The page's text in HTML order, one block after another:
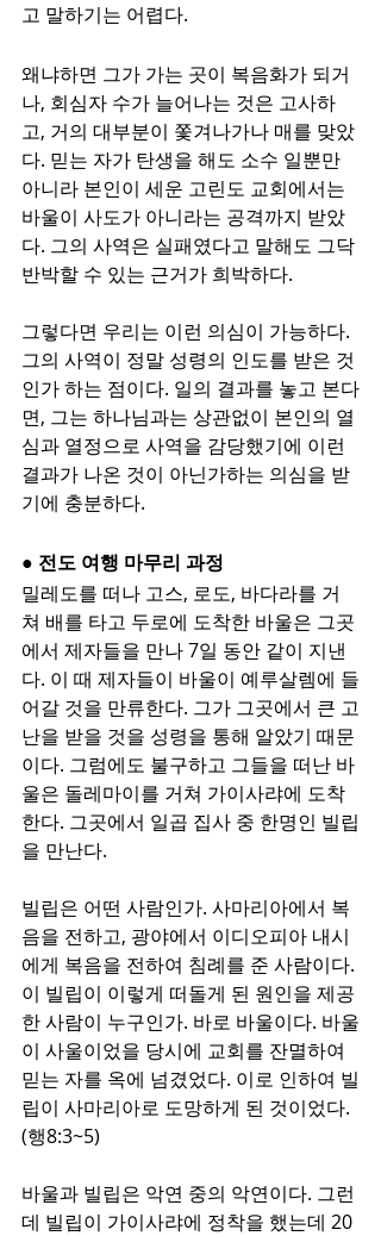
고 말하기는 어렵다.
왜냐하면 그가 가는 곳이 복음화가 되거
나, 회심자 수가 늘어나는 것은 고사하
고, 거의 대부분이 쫓겨나가나 매를 맞았
다. 믿는 자가 탄생을 해도 소수 일뿐만
아니라 본인이 세운 고린도 교회에서는
바울이 사도가 아니라는 공격까지 받았
다. 그의 사역은 실패였다고 말해도 그닥
반박할 수 있는 근거가 희박하다.
그렇다면 우리는 이런 의심이 가능하다.
그의 사역이 정말 성령의 인도를 받은 것
인가 하는 점이다. 일의 결과를 놓고 본다
면, 그는 하나님과는 상관없이 본인의 열
심과 열정으로 사역을 감당했기에 이런
결과가 나온 것이 아닌가하는 의심을 받
기에 충분하다.
● 전도 여행 마무리 과정
밀레도를 떠나 고스, 로도, 바다라를 거
쳐 배를 타고 두로에 도착한 바울은 그곳
에서 제자들을 만나 7일 동안 같이 지낸
다. 이 때 제자들이 바울이 예루살렘에 들
어갈 것을 만류한다. 그가 그곳에서 큰 고
난을 받을 것을 성령을 통해 알았기 때문
이다. 그럼에도 불구하고 그들을 떠난 바
울은 돌레마이를 거쳐 가이사랴에 도착
한다. 그곳에서 일곱 집사 중 한명인 빌립
을 만난다.
빌립은 어떤 사람인가. 사마리아에서 복
음을 전하고, 광야에서 이디오피아 내시
에게 복음을 전하여 침례를 준 사람이다.
이 빌립이 이렇게 떠돌게 된 원인을 제공
한 사람이 누구인가. 바로 바울이다. 바울
이 사울이었을 당시에 교회를 잔멸하여
믿는 자를 옥에 넘겼었다. 이로 인하여 빌
립이 사마리아로 도망하게 된 것이었다.
(행8:3~5)
바울과 빌립은 악연 중의 악연이다. 그런
데 빌립이 가이사랴에 정착을 했는데 20